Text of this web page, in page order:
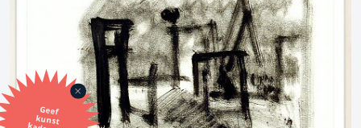
Geef
kunst
kado met
de SBK